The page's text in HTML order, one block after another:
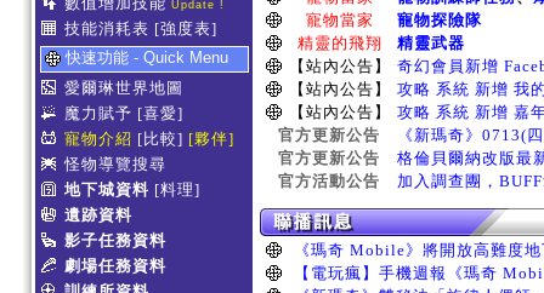
Update !
技能消耗表 [強度表]
快速功能 - Quick Menu
愛爾琳世界地圖
魔力賦予 [喜愛]
寵物介紹 [比較] [夥伴]
怪物導覽搜尋
地下城資料 [料理]
遺跡資料
影子任務資料
劇場任務資料
寵物當家
寵物探險隊
精靈的飛翔
精靈武器
【站內公告】
奇幻會員新增
【站內公告】
攻略 系統 新增 我
【站內公告】
攻略 系統 新增 嘉
官方更新公告
《新瑪奇》0713(
官方更新公告
格倫貝爾納改版最
官方活動公告
加入調查團，